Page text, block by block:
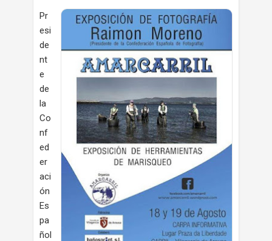
Pr
esi
de
nt
e
de
la
Co
nf
ed
er
aci
ón
Es
pa
ñol